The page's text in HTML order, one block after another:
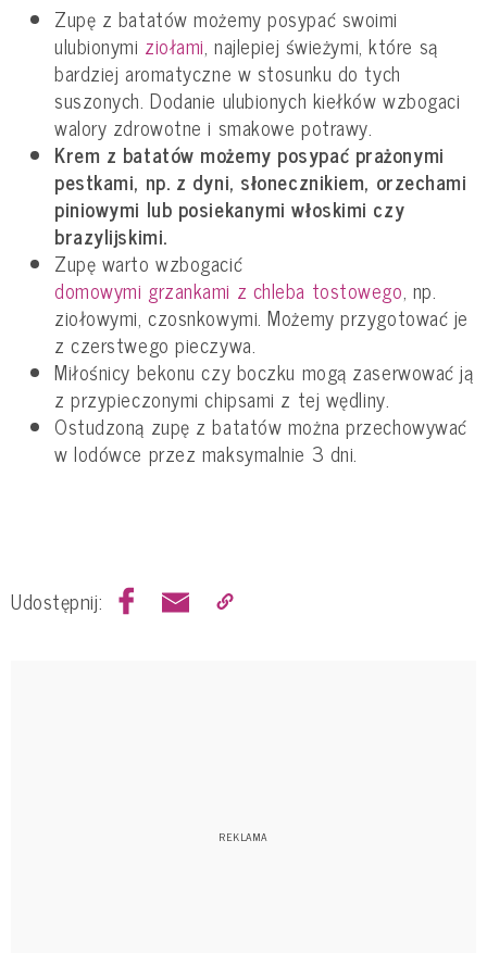
Zupę z batatów możemy posypać swoimi
ulubionymi ziołami, najlepiej świeżymi, które są
bardziej aromatyczne w stosunku do tych
suszonych. Dodanie ulubionych kiełków wzbogaci
walory zdrowotne i smakowe potrawy.
Krem z batatów możemy posypać prażonymi
pestkami, np. z dyni, słonecznikiem, orzechami
piniowymi lub posiekanymi włoskimi czy
brazylijskimi.
Zupę warto wzbogacić
domowymi grzankami z chleba tostowego, np.
ziołowymi, czosnkowymi. Możemy przygotować je
z czerstwego pieczywa.
Miłośnicy bekonu czy boczku mogą zaserwować ją
z przypieczonymi chipsami z tej wędliny.
Ostudzoną zupę z batatów można przechowywać
w lodówce przez maksymalnie 3 dni.
Udostępnij: